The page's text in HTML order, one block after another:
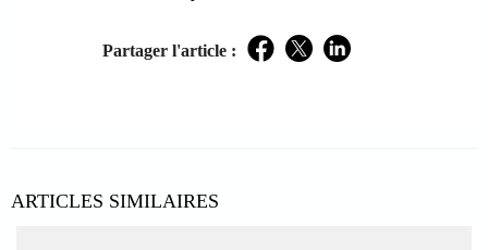
Partager l'article : Facebook
TwitterLinkedIn
ARTICLES SIMILAIRES